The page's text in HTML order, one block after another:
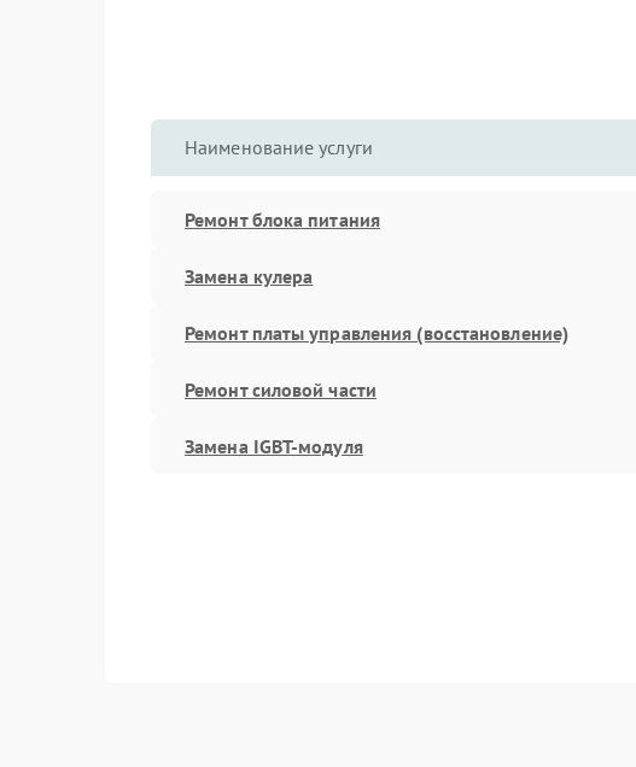
Наименование услуги
Ремонт блока питания
Замена кулера
Ремонт платы управления (восстановление)
Ремонт силовой части
Замена IGBT-модуля